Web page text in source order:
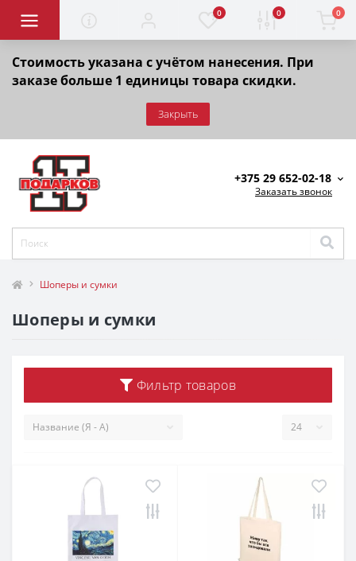
Стоимость указана с учётом нанесения. При
заказе больше 1 единицы товара скидки.
Закрыть
0 0 0
+375 29 652-02-18
Заказать звонок
Шоперы и сумки
Шоперы и сумки
Фильтр товаров